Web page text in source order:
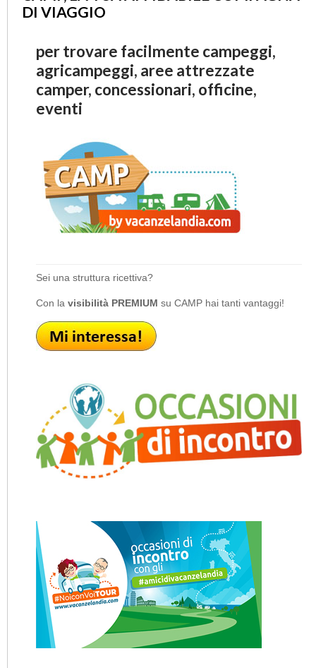
DI VIAGGIO
per trovare facilmente campeggi,
agricampeggi, aree attrezzate
camper, concessionari, officine,
eventi
Sei una struttura ricettiva?
Con la visibilità PREMIUM su CAMP hai tanti vantaggi!